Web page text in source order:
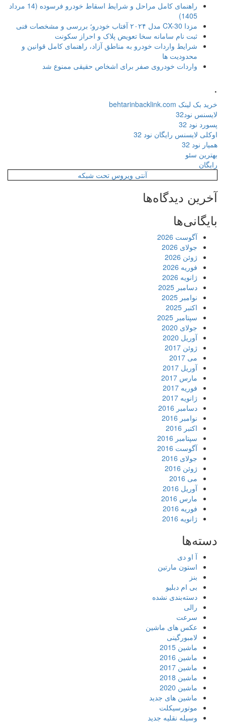
راهنمای کامل مراحل و شرایط اسقاط خودرو فرسوده (14 مرداد
1405)
مزدا CX-30 مدل ۲۰۲۴ آفتاب خودرو؛ بررسی و مشخصات فنی
ثبت نام سامانه سخا تعویض پلاک و احراز سکونت
شرایط واردات خودرو به مناطق آزاد، راهنمای کامل قوانین و
محدودیت ها
واردات خودروی صفر برای اشخاص حقیقی ممنوع شد
خرید بک لینک behtarinbacklink.com
لایسنس نود32
پسورد نود 32
اوکلی لایسنس رایگان نود 32
همیار نود 32
بهترین سئو
رایگان
آنتی ویروس تحت شبکه
آخرین دیدگاه‌ها
بایگانی‌ها
آگوست 2026
جولای 2026
ژوئن 2026
فوریه 2026
ژانویه 2026
دسامبر 2025
نوامبر 2025
اکتبر 2025
سپتامبر 2025
جولای 2020
آوریل 2020
ژوئن 2017
می 2017
آوریل 2017
مارس 2017
فوریه 2017
ژانویه 2017
دسامبر 2016
نوامبر 2016
اکتبر 2016
سپتامبر 2016
آگوست 2016
جولای 2016
ژوئن 2016
می 2016
آوریل 2016
مارس 2016
فوریه 2016
ژانویه 2016
دسته‌ها
آ او دی
استون مارتین
بنز
بی ام دبلیو
دسته‌بندی نشده
رالی
سرعت
عکس های ماشین
لامبورگینی
ماشین 2015
ماشین 2016
ماشین 2017
ماشین 2018
ماشین 2020
ماشین های جدید
موتورسیکلت
وسیله نقلیه جدید